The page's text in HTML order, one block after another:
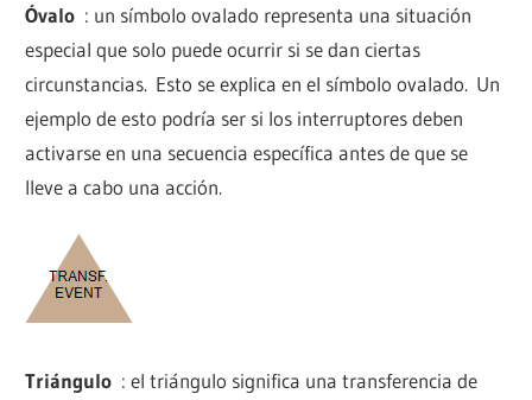
Óvalo : un símbolo ovalado representa una situación
especial que solo puede ocurrir si se dan ciertas
circunstancias. Esto se explica en el símbolo ovalado. Un
ejemplo de esto podría ser si los interruptores deben
activarse en una secuencia específica antes de que se
lleve a cabo una acción.
Triángulo : el triángulo significa una transferencia de